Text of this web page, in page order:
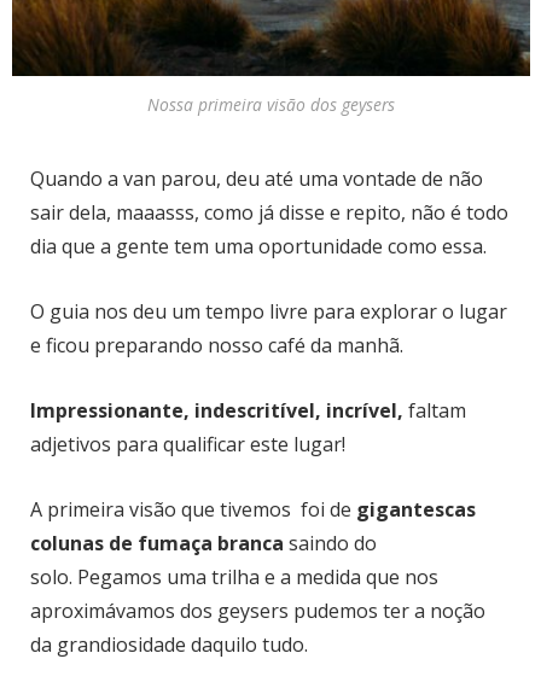
Nossa primeira visão dos geysers
Quando a van parou, deu até uma vontade de não
sair dela, maaasss, como já disse e repito, não é todo
dia que a gente tem uma oportunidade como essa.
O guia nos deu um tempo livre para explorar o lugar
e ficou preparando nosso café da manhã.
Impressionante, indescritível, incrível, faltam
adjetivos para qualificar este lugar!
A primeira visão que tivemos foi de gigantescas
colunas de fumaça branca saindo do
solo. Pegamos uma trilha e a medida que nos
aproximávamos dos geysers pudemos ter a noção
da grandiosidade daquilo tudo.